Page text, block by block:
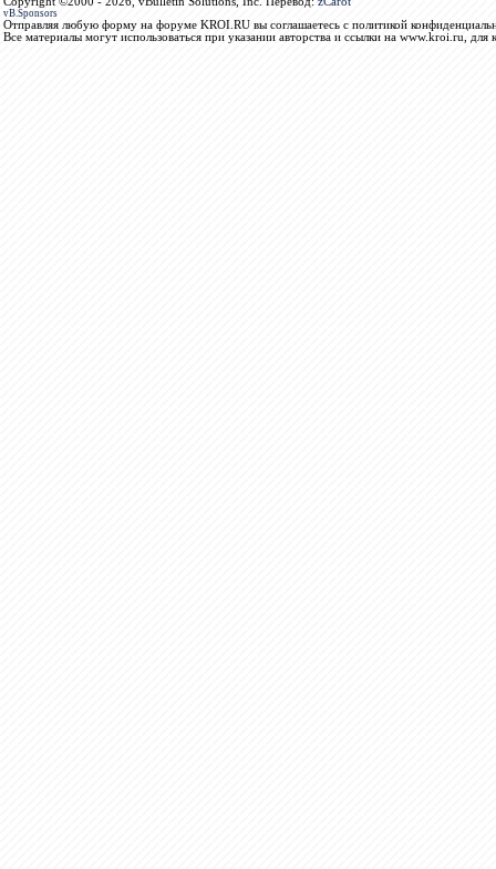
vB.Sponsors
Отправляя любую форму на форуме KROI.RU вы соглашаетесь с политикой
Все материалы могут использоваться при указании авторства и ссылки на www.kroi.ru, для